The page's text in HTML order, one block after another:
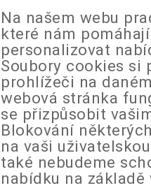
Na našem webu
které nám
personalizovat
Soubory cookies si
prohlížeči na
webová stránka
se přizpůsobit
Blokování
na vaši
také nebudeme
nabídku na